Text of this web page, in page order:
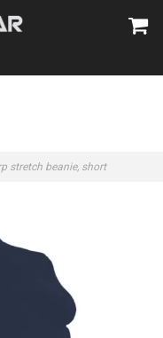
stretch beanie, short